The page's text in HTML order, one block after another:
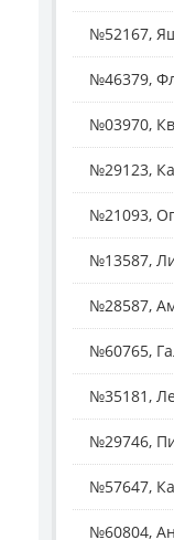
№52167,
№46379,
№03970,
№29123,
№21093,
№13587,
№28587,
№60765,
№35181,
№29746,
№57647,
№60804,